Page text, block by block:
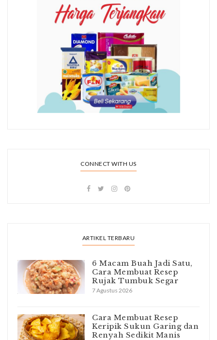
CONNECT WITH US
ARTIKEL TERBARU
6 Macam Buah Jadi Satu,
Cara Membuat Resep
Rujak Tumbuk Segar
7 Agustus 2026
Cara Membuat Resep
Keripik Sukun Garing dan
Renyah Sedikit Manis